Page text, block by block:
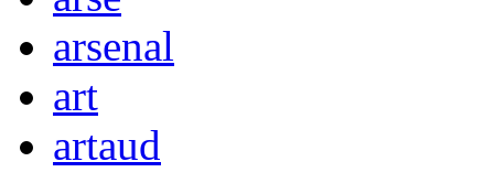
arsenal
art
artaud